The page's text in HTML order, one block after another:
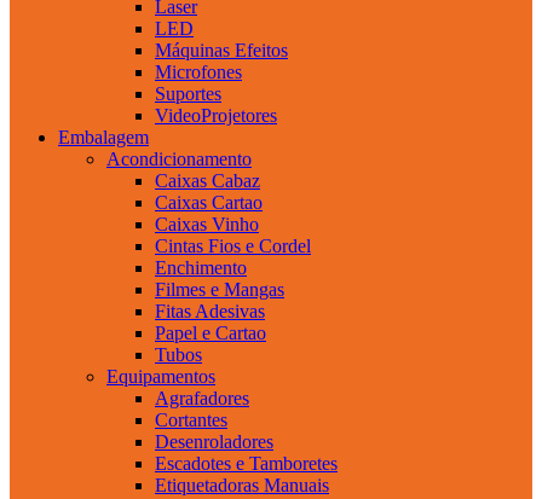
Laser
LED
Máquinas Efeitos
Microfones
Suportes
VideoProjetores
Embalagem
Acondicionamento
Caixas Cabaz
Caixas Cartao
Caixas Vinho
Cintas Fios e Cordel
Enchimento
Filmes e Mangas
Fitas Adesivas
Papel e Cartao
Tubos
Equipamentos
Agrafadores
Cortantes
Desenroladores
Escadotes e Tamboretes
Etiquetadoras Manuais